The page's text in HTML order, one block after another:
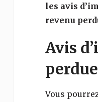
les avis
revenu
Avis
Vous